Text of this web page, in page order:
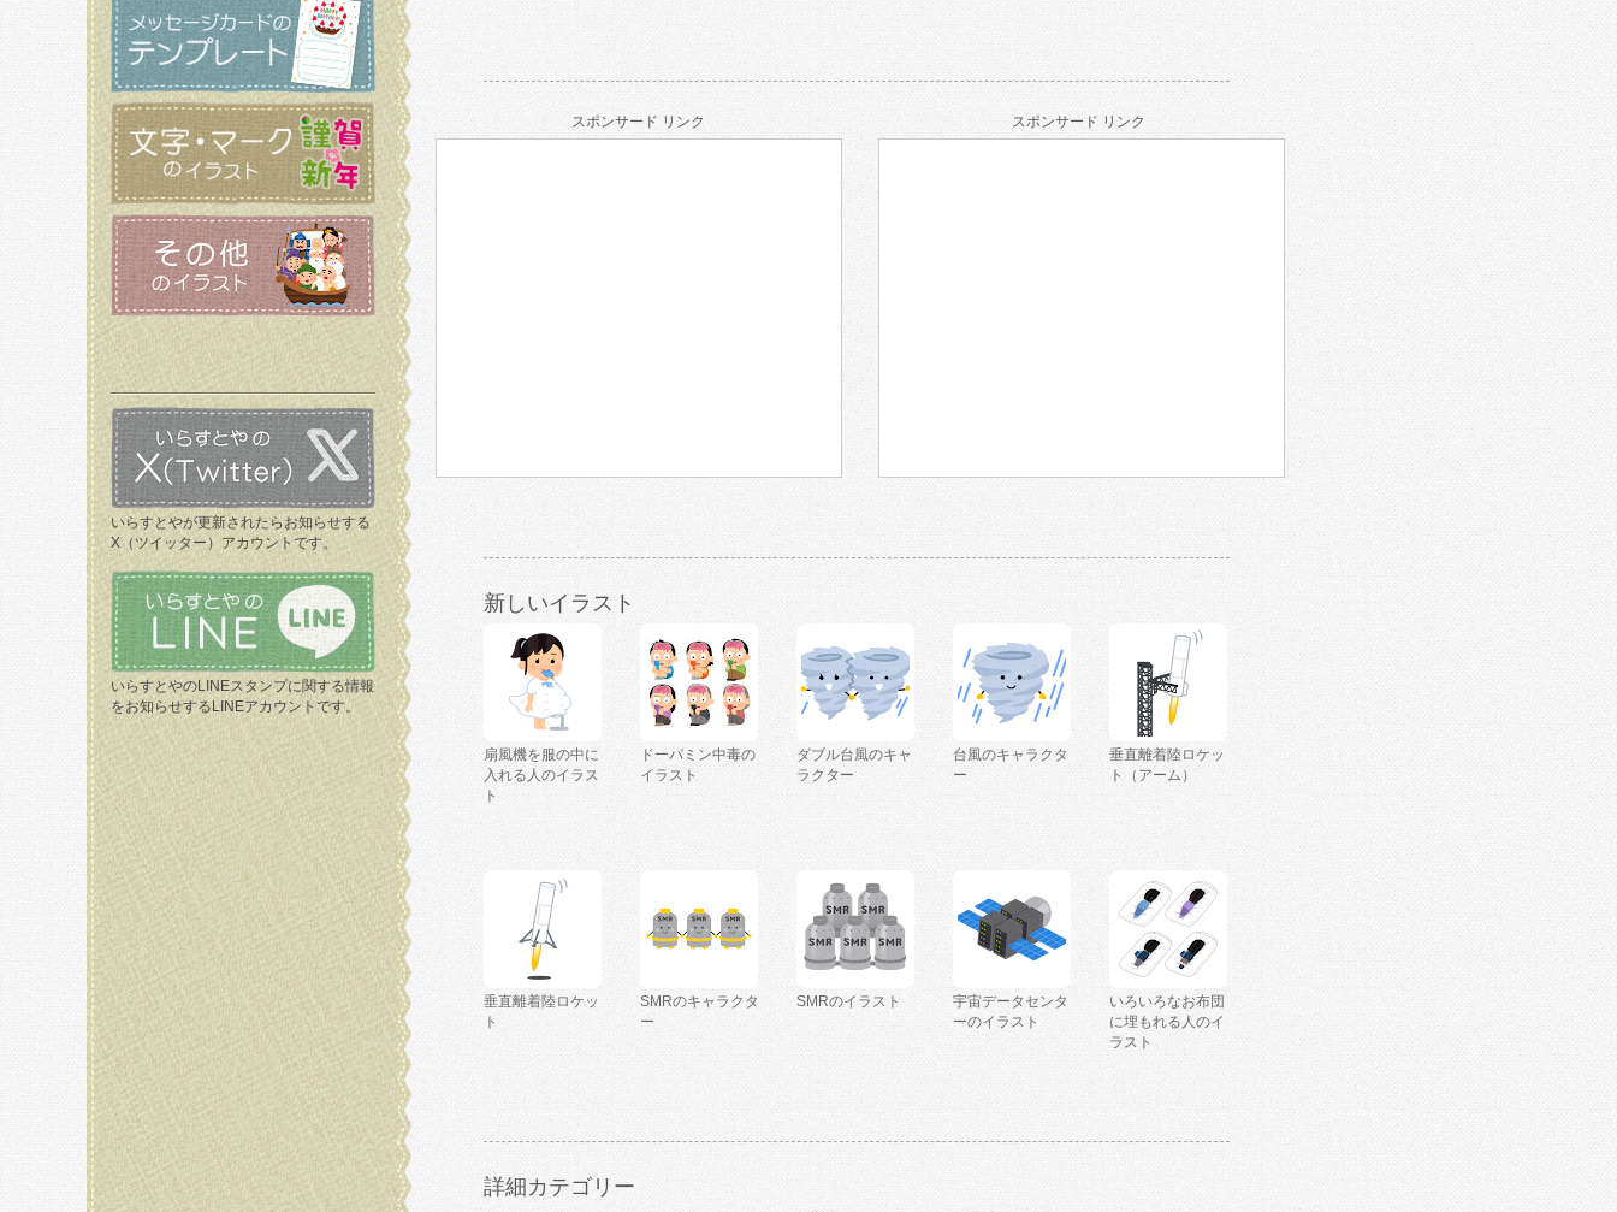
いらすとやが更新されたらお知らせする
X（ツイッター）アカウントです。
いらすとやのLINEスタンプに関する情報
をお知らせするLINEアカウントです。
スポンサード リンク スポンサード リンク
新しいイラスト
扇風機を服の中に
入れる人のイラス
ト
ドーパミン中毒の
イラスト
ダブル台風のキャ
ラクター
台風のキャラクタ
ー
垂直離着陸ロケッ
ト（アーム）
垂直離着陸ロケッ
ト
SMRのキャラクタ
ー
SMRのイラスト
宇宙データセンタ
ーのイラスト
いろいろなお布団
に埋もれる人のイ
ラスト
詳細カテゴリー